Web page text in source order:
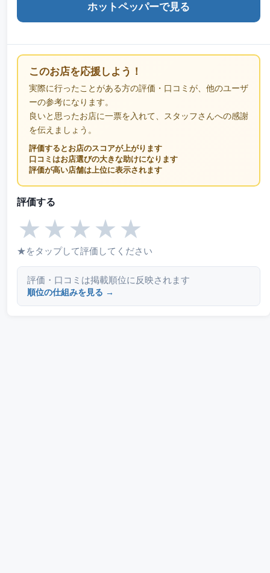
ホットペッパーで見る
このお店を応援しよう！
実際に行ったことがある方の評価・口コミが、他のユーザ
ーの参考になります。
良いと思ったお店に一票を入れて、スタッフさんへの感謝
を伝えましょう。
評価するとお店のスコアが上がります
口コミはお店選びの大きな助けになります
評価が高い店舗は上位に表示されます
評価する
★ ★ ★ ★ ★
★をタップして評価してください
評価・口コミは掲載順位に反映されます
順位の仕組みを見る →